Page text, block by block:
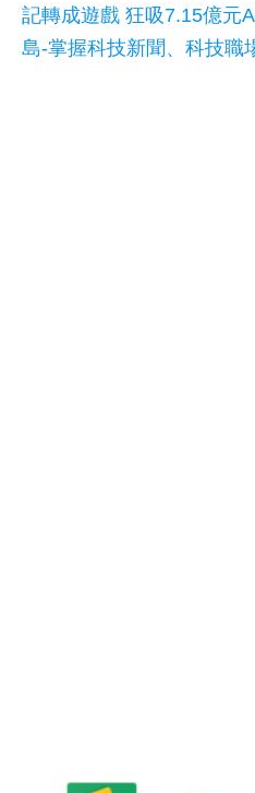
記轉成遊戲 狂吸7.15億元
島-掌握科技新聞、科技職